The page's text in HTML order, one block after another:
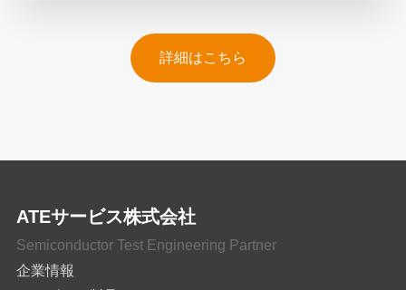
詳細はこちら
ATEサービス株式会社
Semiconductor Test Engineering Partner
企業情報